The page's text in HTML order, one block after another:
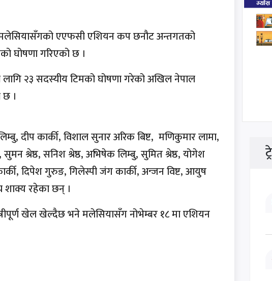
मलेसियासँगको एएफसी एशियन कप छनौट अन्तगतको
घोषणा गरिएको छ ।
२३ सदस्यीय टिमको घोषणा गरेको अखिल नेपाल
।
दीप कार्की, विशाल सुनार अरिक बिष्ट, मणिकुमार लामा,
श्रेष्ठ, सनिश श्रेष्ठ, अभिषेक लिम्बु, सुमित श्रेष्ठ, योगेश
दिपेश गुरुङ, गिलेस्पी जंग कार्की, अन्जन विष्ट, आयुष
शाक्य रहेका छन् ।
खेल खेल्दैछ भने मलेसियासँग नोभेम्बर १८ मा एशियन